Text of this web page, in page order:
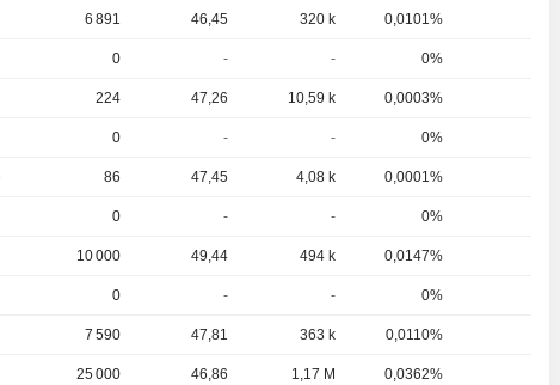
6 891 46,45 320 k 0,0101%
0 - - 0%
224 47,26 10,59 k 0,0003%
0 - - 0%
86 47,45 4,08 k 0,0001%
0 - - 0%
10 000 49,44 494 k 0,0147%
0 - - 0%
7 590 47,81 363 k 0,0110%
25 000 46,86 1,17 M 0,0362%